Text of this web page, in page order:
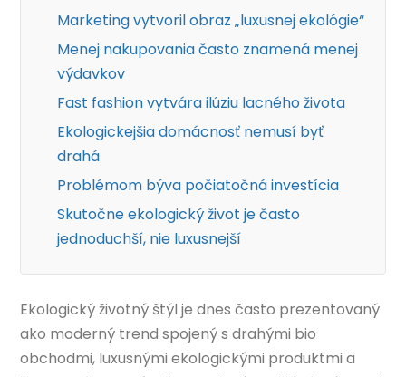
Marketing vytvoril obraz „luxusnej ekológie“
Menej nakupovania často znamená menej
výdavkov
Fast fashion vytvára ilúziu lacného života
Ekologickejšia domácnosť nemusí byť
drahá
Problémom býva počiatočná investícia
Skutočne ekologický život je často
jednoduchší, nie luxusnejší
Ekologický životný štýl je dnes často prezentovaný
ako moderný trend spojený s drahými bio
obchodmi, luxusnými ekologickými produktmi a